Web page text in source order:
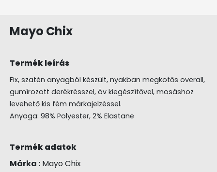
Mayo Chix
Termék leírás
Fix, szatén anyagból készült, nyakban megkötős overall,
gumírozott derékrésszel, öv kiegészítővel, mosáshoz
levehető kis fém márkajelzéssel.
Anyaga: 98% Polyester, 2% Elastane
Termék adatok
Márka : Mayo Chix